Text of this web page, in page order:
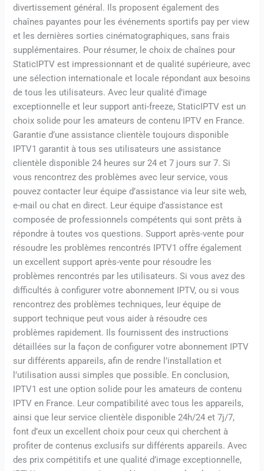
divertissement général. Ils proposent également des
chaînes payantes pour les événements sportifs pay per view
et les dernières sorties cinématographiques, sans frais
supplémentaires. Pour résumer, le choix de chaînes pour
StaticIPTV est impressionnant et de qualité supérieure, avec
une sélection internationale et locale répondant aux besoins
de tous les utilisateurs. Avec leur qualité d’image
exceptionnelle et leur support anti-freeze, StaticIPTV est un
choix solide pour les amateurs de contenu IPTV en France.
Garantie d’une assistance clientèle toujours disponible
IPTV1 garantit à tous ses utilisateurs une assistance
clientèle disponible 24 heures sur 24 et 7 jours sur 7. Si
vous rencontrez des problèmes avec leur service, vous
pouvez contacter leur équipe d’assistance via leur site web,
e-mail ou chat en direct. Leur équipe d’assistance est
composée de professionnels compétents qui sont prêts à
répondre à toutes vos questions. Support après-vente pour
résoudre les problèmes rencontrés IPTV1 offre également
un excellent support après-vente pour résoudre les
problèmes rencontrés par les utilisateurs. Si vous avez des
difficultés à configurer votre abonnement IPTV, ou si vous
rencontrez des problèmes techniques, leur équipe de
support technique peut vous aider à résoudre ces
problèmes rapidement. Ils fournissent des instructions
détaillées sur la façon de configurer votre abonnement IPTV
sur différents appareils, afin de rendre l’installation et
l’utilisation aussi simples que possible. En conclusion,
IPTV1 est une option solide pour les amateurs de contenu
IPTV en France. Leur compatibilité avec tous les appareils,
ainsi que leur service clientèle disponible 24h/24 et 7j/7,
font d’eux un excellent choix pour ceux qui cherchent à
profiter de contenus exclusifs sur différents appareils. Avec
des prix compétitifs et une qualité d’image exceptionnelle,